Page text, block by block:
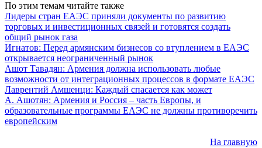
По этим темам читайте также
Лидеры стран ЕАЭС приняли документы по развитию
торговых и инвестиционных связей и готовятся создать
общий рынок газа
Игнатов: Перед армянским бизнесов со втуплением в ЕАЭС
открывается неограниченный рынок
Ашот Тавадян: Армения должна использовать любые
возможности от интеграционных процессов в формате ЕАЭС
Лаврентий Амшенци: Каждый спасается как может
А. Ашотян: Армения и Россия – часть Европы, и
образовательные программы ЕАЭС не должны противоречить
европейским
На главную